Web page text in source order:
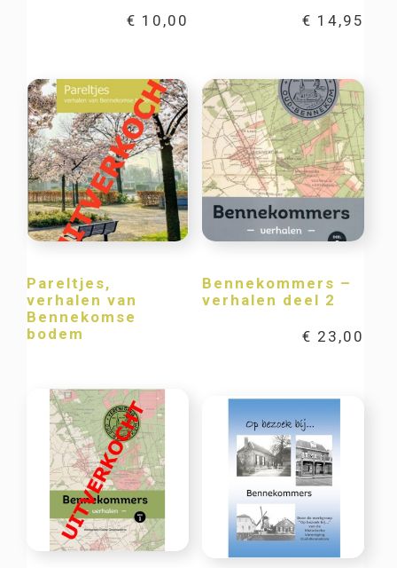
€ 10,00 € 14,95
Pareltjes,
verhalen van
Bennekomse
bodem
Bennekommers –
verhalen deel 2
€ 23,00